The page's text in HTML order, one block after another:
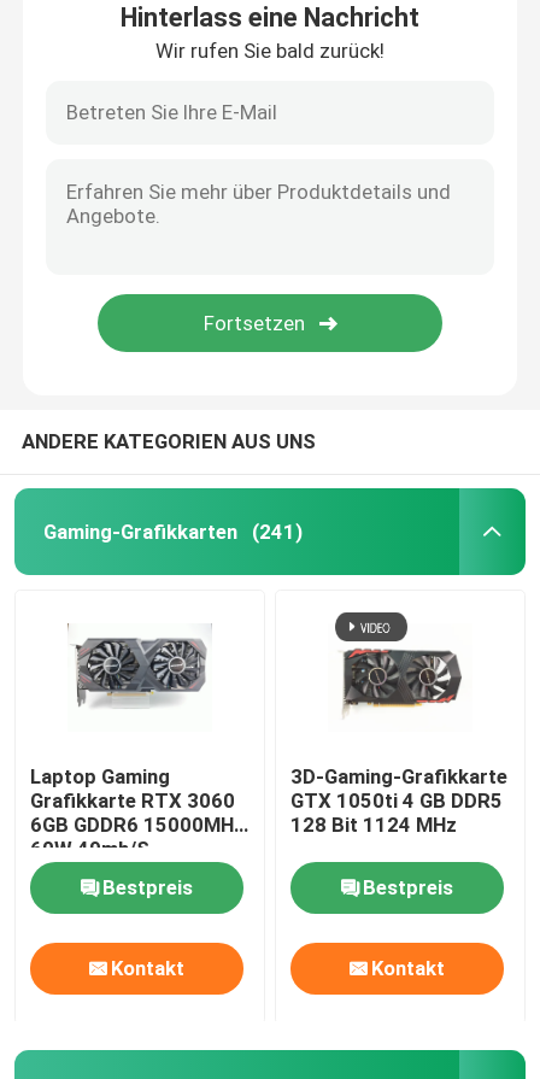
Hinterlass eine Nachricht
Wir rufen Sie bald zurück!
ANDERE KATEGORIEN AUS UNS
Gaming-Grafikkarten (241)
Laptop Gaming
Grafikkarte RTX 3060
6GB GDDR6 15000MHZ
60W 49mh/S
Bestpreis
Kontakt
3D-Gaming-Grafikkarte
GTX 1050ti 4 GB DDR5
128 Bit 1124 MHz
Bestpreis
Kontakt